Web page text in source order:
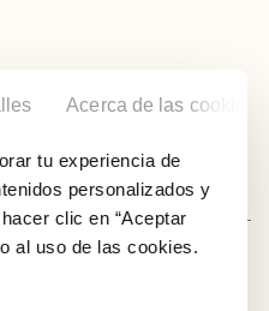
Acerca de las cookies
tu experiencia de
personalizados y
clic en “Aceptar
al uso de las cookies.